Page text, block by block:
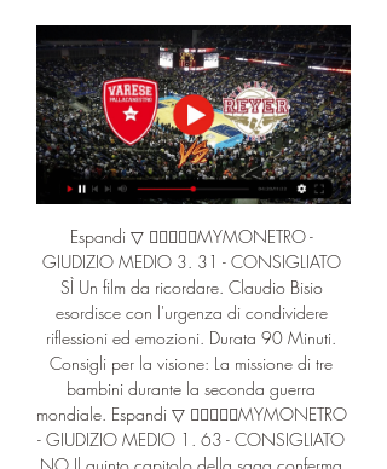
Espandi ▽ MYMONETRO - GIUDIZIO MEDIO 3. 31 - CONSIGLIATO SÌ Un film da ricordare. Claudio Bisio esordisce con l'urgenza di condividere riflessioni ed emozioni. Durata 90 Minuti. Consigli per la visione: La missione di tre bambini durante la seconda guerra mondiale. Espandi ▽ MYMONETRO - GIUDIZIO MEDIO 1. 63 - CONSIGLIATO NO Il quinto capitolo della saga conferma un format oliato e perfetto per il pubblico dei più piccoli. Durata 69 Minuti. 

Rai Sport - La diretta in streaming video su RaiPlay Ora In Onda su Rai Sport. Diretta Rai Sport. Diretta Rai Sport. Rai Sport, Diretta Live streaming su RaiPlay. Condividi.

Home - Carnevale di Venezia 2023 - sito ufficiale Il Carnevale di Venezia 2024 torna dal 27 gennaio al 13 febbraio 2024! Tutte le novità e il programma ufficiale!

Circolazione treni in tempo reale Varese · Como · Lodi · Cremona · Lecco · Milano · Bergamo · Pavia · Sondrio · Monza · ITA · ENG MILANO PORTA VENEZIA. ROVATO FN. PALAZZOLO MILANESE. CODOGNO.

Cinema provincia di Varese: programmazione nelle sale GUARDA IL TRAILER MYMONETRO - GIUDIZIO MEDIO 3. 74 - CONSIGLIATO SÌ Un esordio autoriale e divulgativo che è pura emanazione dei codici etici ed estetici della sua autrice. Drammatico, Italia 2023. Durata 118 Minuti. Consigli per la visione: Paola Cortellesi fa il suo esordio alla regia con un originale dramedy in bianco e nero ambientato nel Secondo Dopoguerra. 

La Stampa - Ultime notizie di cronaca e news dall'Italia e dal mondoL'intervista Antonio Manzini: “Ai maestri bisogna rubare. E io ho lo stesso caratteraccio di Schiavone” la serata in tv “Che Tempo Che Fa”: ospiti di Fazio il direttore della Stampa Andrea Malaguti, Elly Schlein e Fedez Tv Mare Fuori, ecco le prime puntate della quarta stagione francesca d’angelo Lo scrittore racconta la città Benvenuti a Torino, capitale dell’arte: una settimana tra bellezza e isolamento Gianluigi Ricuperati tv La serie Rai sul caso Claps è un successo social. La protagonista Ciaschetti: “Ho sentito una forte responsabilità nell’interpretare Elisa” giovanni berruti cinema "Volare" il debutto alla regia di Margherita Buy: "La mia paura è non riuscire ad affidarmi agli altri, e l'idea di volare la racchiude perfettamente" fulvia caprara, nicolas roumeliotis Il racconto Floreale, ridondante, sensuale: quando Torino era la capitale del Liberty giulia zonca L'iniziativa “Women for Women”, su Rai 3 una serata contro il tumore al seno e la violenza di genere le confessioni Alba Parietti a Belve: "Mi fa piacere che il mio lato B piaccia a tanti italiani. 

Consigli per la visione: Thriller d'azione ad alto impatto emotivo, remake dell'adrenalinico film spagnolo El Desconocido. Espandi ▽ MYMONETRO - GIUDIZIO MEDIO 3. 00 - CONSIGLIATO SÌ Una commedia fantasy che si sfilaccia e finisce di diventare ruffiana. A disagio Max Giusti, più in parte Gabriella Pession. Commedia, Italia 2023. Durata 103 Minuti. Una seconda chance per Anna e Max, per vedere chiaro nel rapporto con i loro figli e tentare, dove possibile, di non ripetere gli stessi errori. 

Espandi ▽ OGGI AL CINEMA ALTRI CINEMA keyboard_arrow_down  MYMONETRO - GIUDIZIO MEDIO 3. 53 - CONSIGLIATO SÌ Una tesa e inquietante storia di doppie verità che ribalta i ruoli di coppia tradizionali. Con due attori superbi. Drammatico, Francia 2023. Durata 150 Minuti. Una donna è sospettata dell'omicidio del marito. Il loro figlio cieco dovrà affrontare un dilemma morale essendo l'unico testimone. Espandi ▽ MYMONETRO - GIUDIZIO MEDIO 3. 

Invecchiare è brutto" la guida Crif, cosa succede se si finisce nella lista dei cattivi pagatori? Ecco come uscire dalla trappola del blocco ai finanziamenti sandra riccio la tragedia L’ultimo volo di Naomi: schianto con l’elicottero al confine tra Liguria e Toscana Tiziano Ivani Davide Van De Sfroos torna a Torino per presentare il nuovo disco “Manoglia” Franca Cassine Cinesettimana Scorsese dirige Di Caprio e De Niro: ecco perché "Killers of the Flower Moon" è un film imperdibile Fulvia Caprara Sulla loro pelle- L'inchiesta che racconta i reclusi del Cpr Festa di Roma Arriva "Nuovo Olimpo" l'ultimo film di Ozpetek: "Ecco le passioni, gli amori, il cinema, la mia vita in una Italia libera che non c'è più" gli appuntamenti di Torinosette L'eroina della Bohème torna al Regio con il celebre soprano Erika Grimaldi e il giovane direttore Andrea Battistoni Tiziana Platzer Il buon sesso non è tutto Maria Corbi Quello che i fuorionda non dicono Michela Marzano “La mia passione per Weidenfeld l’uomo che pubblicava i nazisti e trasformò Lolita in un bestseller” Alain Elkann La libertà dei freeters lavoratori a poco Simonetta Sciandivasci Pensiero bugiardo Non è una bugia è un pony in una stanza Mario Fillioley I grandi gialli Un diavolo sulle ruote terrorizza l’Europa Gianluigi Nuzzi I ritrovati “Dei miei grandi amori resta l’affetto e il ricordo ma il mio sogno resta quello di rifare il Sorpasso” Marco Menduni Grandi inganni e bugie piccole piccole La letteratura non ha bisogno di verità Alberto Mattioli Maltempo: come tutelarsi con le assicurazioni e le decisioni del governo. 

Sampdoria Primavera in diretta | Volunteers 10 ore fa — Streaming Verona U19-Atalanta U19 in diretta oggi 28 1 ott 2023 Venezia-Pisa Sky, Dazn 16:30 Calcio, Premier League: Manchester United ...

Venezia v Varese Pronostici, Risultati in Diretta e Live Streaming + QuoteVenezia vs Varese - Probabili Formazioni, Pronostici Scommesse e Notizie Venezia vs Varese giocano nella Lega A il 29/10/2023, alle 17:15 UTC. Qui su Oddspedia puoi facilmente vedere il risultato in diretta e i commenti live, nonché le quote di tutti i bookmaker e di tutti i mercati pre-partita e live. Puoi anche trovare i risultati delle partite precedenti tra Venezia v Varese, e il H2H. Nella linguetta delle statistiche, puoi trovare le formazioni di Venezia - Varesee la classifica. Assicurati di non perdere valore con le tue scommesse sulla partita tra Venezia v Varese utilizzando tool come le surebets o le dropping odds che ti offriamo. Se sei interessato ad altre partite di Lega A, le prossime gara della settimana sono: Brindisi - Pistoia, Reggiana - TrevisoMigliori Quote di Venezia vs Varese Su Oddspedia puoi controllare tutte le Basket Quote e tutte le Lega A Quote. Dettagli della PartitaVenezia - VareseLega A ItaliaData; 29/10/2023Ora d'inizio - 17:15 UTCStadio; Palasport Taliercio, Venedig, ItalyCome vedere in diretta e in streaming Venezia vs VaresePuoi vedere in diretta e gratis la partita senza annunci e seguendo questi passi:Passo 1 - Fai clic nella zona di live streaming sopra e registrati gratis. 

77 - CONSIGLIATO SÌ Un grande affresco che vuole rendere giustizia a chi ha subito una prevaricazione in nome degli 'affari'. Drammatico, USA 2023. Durata 206 Minuti. Consigli per la visione: Nel 1920 una tribù di indiani viene massacrata. L'Fbi indaga e risolve uno dei casi più difficili della storia. Espandi ▽ MYMONETRO - GIUDIZIO MEDIO 2. 53 - CONSIGLIATO NÌ Ottima prova di Tobin Bell in un nuovo capitolo della sempiterna saga che mantiene quello che promette, in termini di gore e spettacolo. Horror, Thriller - USA 2023. Consigli per la visione: John, malato e disperato, si reca in Messico per sottoporsi a una rischiosa procedura medica sperimentale nella speranza di una cura miracolosa per il suo cancro. Espandi ▽ MYMONETRO - GIUDIZIO MEDIO 1. 70 - CONSIGLIATO NO Un regista navigato per un film che manca il bersaglio. Thriller, USA 2023. Durata 91 Minuti. 

Consigli per la visione: Un'avventura da brividi nel luogo più spaventoso del pianeta: il Castello del Conte Dracula in Transilvania! Espandi ▽ MYMONETRO - GIUDIZIO MEDIO 3. 06 - CONSIGLIATO SÌ Besson ritorna con un ammirevole tour de force attoriale che tuttavia rimane incapace di risolversi. Drammatico, Francia, USA 2023. Durata 113 Minuti. 

Oggi lo sport scambia le cause per ideali" Giulia Zonca La cucina della Stampa Metternich Pillole Sotto la mole La Zampa Tuttolibri Viaggiando Vedi tutti Salute Cosa fare se la coppia non funziona: come restare (superando il conflitto) o dirsi addio Tina Simoniello Il Gusto Festival "C'è + Gusto a Bologna": torna la grande festa di cibo e parole Video di Tecla Biancolatte, montaggio di Leonardo Sorregotti Lasagne, caffè e grattacieli: quando la cucina italiana incontra New York Valeria Robecco Franco Pepe, il re della pizza sbarca a Bologna Lara De Luna New York, cena farsa alla Mehran’s Steakhouse: il locale che non esiste ma dove tutti vogliono andare valeria robecco IL GUSTO Ornellaia: lascia Giovanni Geddes, arriva Fabrizio Dosi. 

Oggi Venezia Pisa in diretta 29 ottobre 2023 Streaming 7 ore fa — Oggi Venezia Pisa in diretta 29 ottobre 2023 Streaming Oggiadesso. Aggiungi ritorno. 1 adulto (26-59)Aggiungi CartaFRECCIA, ItaloPiù .

[[TRASMISSIONE IN DIRETTA]#] Oggi US Lecce Torino FC [[TRASMISSIONE IN DIRETTA]#] Oggi US Lecce Torino FC diretta streaming 28.10.2023 Tortona-Milano 75-79: gli highlights Treviso-Venezia 77-82: gli highlights Varese-Trento 84-85: gli highlights Cremona-Reggiana 91-95: ...

Abbonati al sito de La Stampa a 1€ al mese per 3 mesi Le notizie via mail, da Stampa Sera a Sotto la Mole: ecco come ricevere le nostre newsletter Gaza, le testimonianze: "Qui si rischia la morte sotto le bombe anche in fila per comprare il pane" Nello Del Gatto Da Yossi a Ruth a Ofir, quei sorrisi spenti dei bimbi presi in ostaggio da Hamas Eleonora camilli Salvini: "Voglio una Quota 103 rivista". Meloni: "Nessun prelievo dai conti" Ilario Lombardo e Francesco Moscatelli Ciack, non si gira: l'incognita sul Tax credit fa fuggire dall'Italia il film sulla Callas con Angelina Jolie Paolo Festuccia Manovra, la rivolta di Lega e Forza Italia e i timori per il giudizio delle agenzie di rating Alessandro Barbera Il dolore dell'europarlamentare Maria Angela Danzì: "Mio figlio suicida come Julie, chiese aiuto in Erasmus ma è stato lasciato solo" Filippo Fiorini Treni, Piemonte maglia nera: il record delle tratte